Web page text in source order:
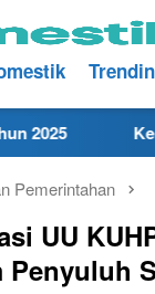
Kerja
Pemerintahan
UU